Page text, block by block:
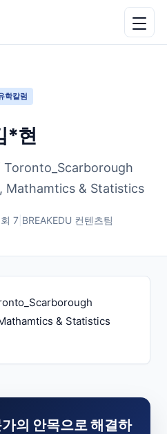
학칼럼
*현
Mathamtics & Statistics
7| BREAKEDU 컨텐츠팀
& Statistics
의 안목으로 해결하